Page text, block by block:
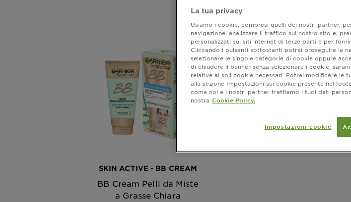
SKIN ACTIVE - BB CREAM
BB Cream Pelli da Miste
a Grasse Chiara
La tua privacy
Usiamo i cookie, compresi quelli dei nostri partner,
navigazione, analizzare il traffico sul nostro sito e,
personalizzati sui siti internet di terze parti e per
Cliccando i pulsanti sottostanti potrai proseguire la
selezionare le singole categorie di cookie oppure
di chiudere il banner senza selezionare i cookie,
relative ai soli cookie necessari. Potrai modificare le
alla sezione Impostazioni sui cookie presente nel
come noi e i nostri partner trattiamo i tuoi dati
nostra Cookie Policy.
Impostazioni cookie